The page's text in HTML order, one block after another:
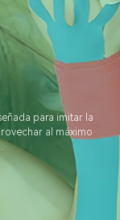
para imitar la
al máximo